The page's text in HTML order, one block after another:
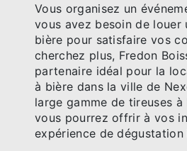
Vous organisez un
vous avez besoin de louer
bière pour satisfaire vos
cherchez plus, Fredon
partenaire idéal pour la
à bière dans la ville de
large gamme de tireuses
vous pourrez offrir à vos
expérience de dégustation